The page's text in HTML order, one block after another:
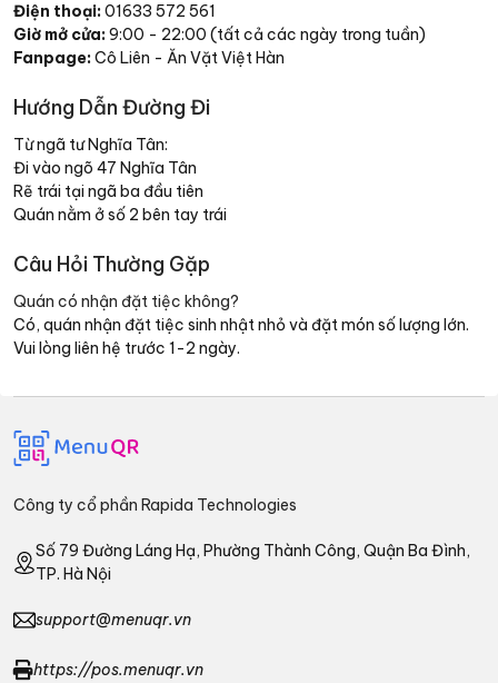
Điện thoại:01633 572 561
Giờ mở cửa:9:00 - 22:00 (tất cả các ngày trong tuần)
Fanpage:Cô Liên - Ăn Vặt Việt Hàn
Hướng Dẫn Đường Đi
Từ ngã tư Nghĩa Tân:
Đi vào ngõ 47 Nghĩa Tân
Rẽ trái tại ngã ba đầu tiên
Quán nằm ở số 2 bên tay trái
Câu Hỏi Thường Gặp
Quán có nhận đặt tiệc không?
Có, quán nhận đặt tiệc sinh nhật nhỏ và đặt món số lượng lớn.
Vui lòng liên hệ trước 1-2 ngày.
Công ty cổ phần Rapida Technologies
Số 79 Đường Láng Hạ, Phường Thành Công, Quận Ba Đình,
TP. Hà Nội
support@menuqr.vn
https://pos.menuqr.vn